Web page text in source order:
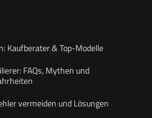
Kaufberater & Top-Modelle
FAQs, Mythen und
vermeiden und Lösungen